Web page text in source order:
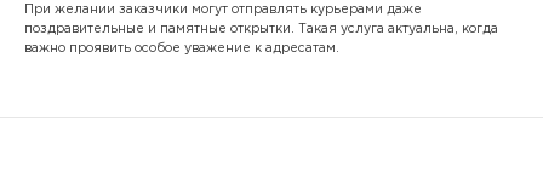
При желании заказчики могут отправлять курьерами даже
поздравительные и памятные открытки. Такая услуга актуальна, когда
важно проявить особое уважение к адресатам.